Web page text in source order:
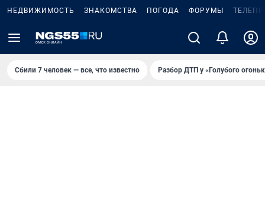
НЕДВИЖИМОСТЬ ЗНАКОМСТВА ПОГОДА ФОРУМЫ
Сбили 7 человек — все, что известно Разбор ДТП у «Голубого